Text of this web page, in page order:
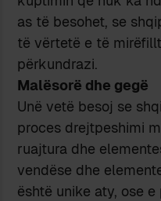
as të besohet, se
të vërtetë e të
përkundrazi.
Malësorë dhe gegë
Unë vetë besoj se
proces drejtpeshimi
ruajtura dhe
vendëse dhe
është unike aty, ose